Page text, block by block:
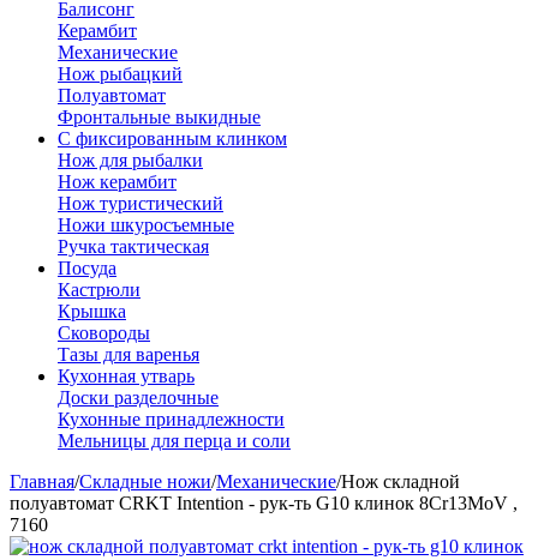
Балисонг
Керамбит
Механические
Нож рыбацкий
Полуавтомат
Фронтальные выкидные
С фиксированным клинком
Нож для рыбалки
Нож керамбит
Нож туристический
Ножи шкуросъемные
Ручка тактическая
Посуда
Кастрюли
Крышка
Сковороды
Тазы для варенья
Кухонная утварь
Доски разделочные
Кухонные принадлежности
Мельницы для перца и соли
Главная/Складные ножи/Механические/Нож складной
полуавтомат CRKT Intention - рук-ть G10 клинок 8Cr13MoV ,
7160